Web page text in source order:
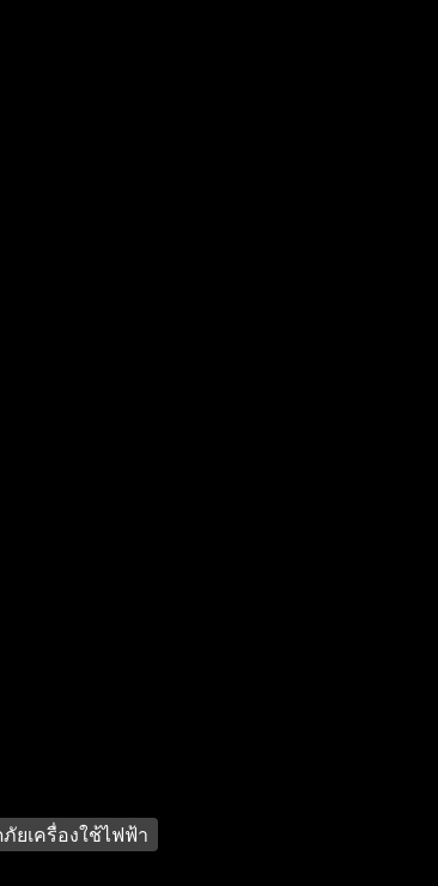
ยเครื่องใช้ไฟฟ้า